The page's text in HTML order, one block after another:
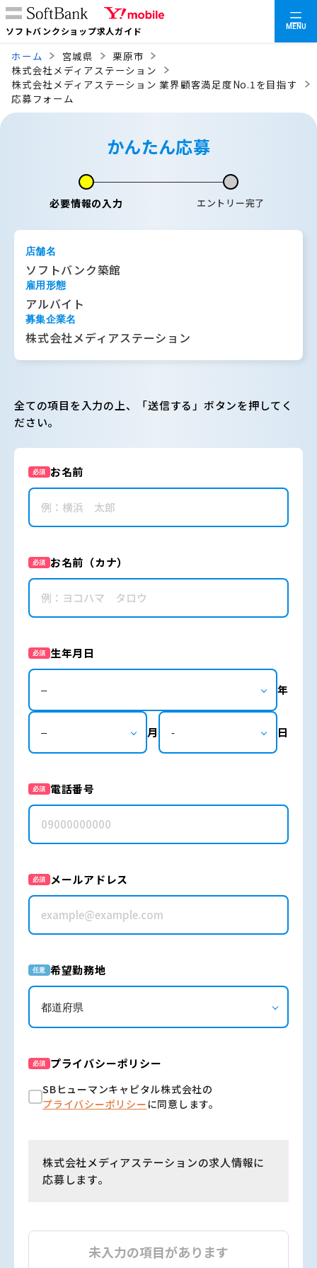
ソフトバンクショップ求人ガイド MENU
ホーム 宮城県
栗原市
株式会社メディアステーション
株式会社メディアステーション 業界顧客満足度No.1を目指す
応募フォーム
かんたん応募
必要情報の入力 エントリー完了
店舗名
ソフトバンク築館
雇用形態
アルバイト
募集企業名
株式会社メディアステーション
全ての項目を入力の上、「送信する」ボタンを押してく
ださい。
必須 お名前
必須 お名前（カナ）
必須 生年月日
年
月 日
必須 電話番号
必須 メールアドレス
任意 希望勤務地
必須 プライバシーポリシー
SBヒューマンキャピタル株式会社の
プライバシーポリシーに同意します。
株式会社メディアステーションの求人情報に
応募します。
未入力の項目があります